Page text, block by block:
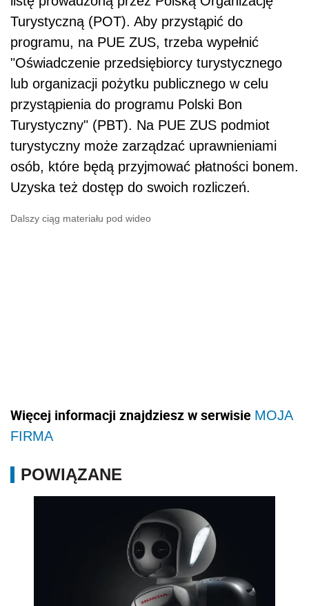
Turystyczną (POT). Aby przystąpić do
programu, na PUE ZUS, trzeba wypełnić
"Oświadczenie przedsiębiorcy turystycznego
lub organizacji pożytku publicznego w celu
przystąpienia do programu Polski Bon
Turystyczny" (PBT). Na PUE ZUS podmiot
turystyczny może zarządzać uprawnieniami
osób, które będą przyjmować płatności bonem.
Uzyska też dostęp do swoich rozliczeń.
Dalszy ciąg materiału pod wideo
Więcej informacji znajdziesz w serwisie MOJA
FIRMA
POWIĄZANE